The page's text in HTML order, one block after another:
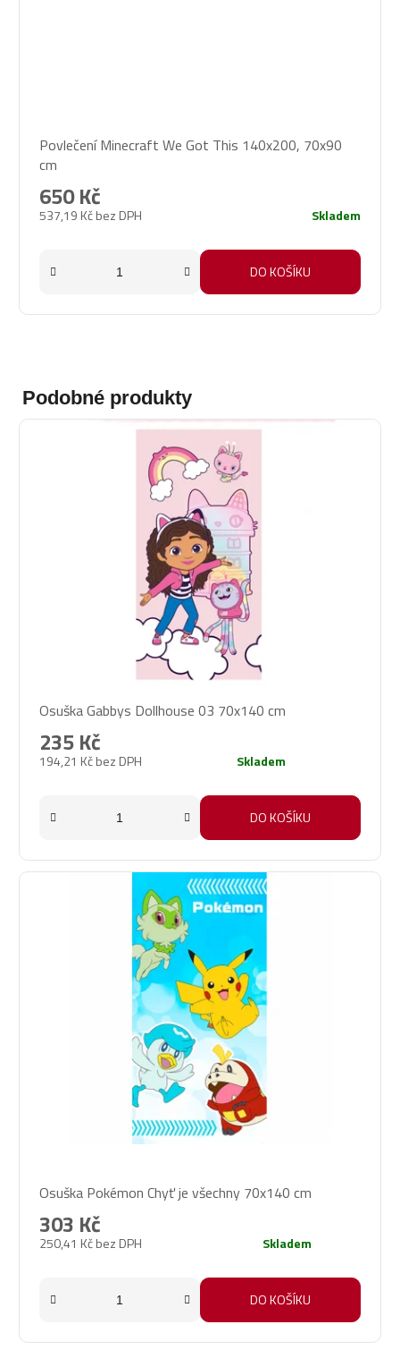
hodnocení
produktu
je
5,0
hvězdiček.
Povlečení Minecraft We Got This 140x200, 70x90
cm
537,19 Kč bez DPH
650 Kč
Skladem
DO KOŠÍKU
Podobné produkty
Osuška Gabbys Dollhouse 03 70x140 cm
194,21 Kč bez DPH
235 Kč
Skladem
DO KOŠÍKU
hodnocení
produktu
je
Osuška Pokémon Chyť je všechny 70x140 cm
250,41 Kč bez DPH
303 Kč
Skladem
DO KOŠÍKU